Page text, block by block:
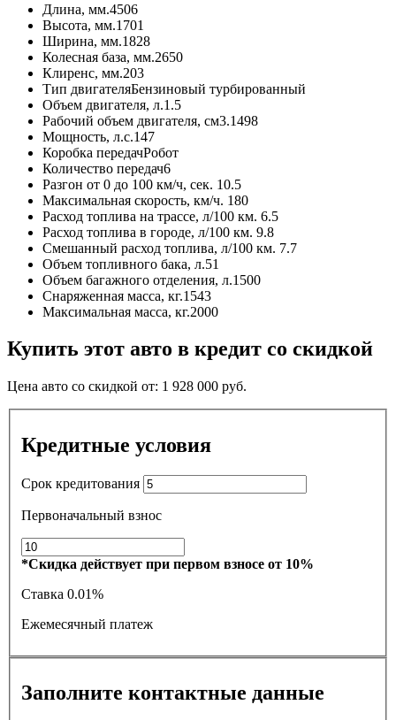
Длина, мм.4506
Высота, мм.1701
Ширина, мм.1828
Колесная база, мм.2650
Клиренс, мм.203
Тип двигателяБензиновый турбированный
Объем двигателя, л.1.5
Рабочий объем двигателя, см3.1498
Мощность, л.с.147
Коробка передачРобот
Количество передач6
Разгон от 0 до 100 км/ч, сек. 10.5
Максимальная скорость, км/ч. 180
Расход топлива на трассе, л/100 км. 6.5
Расход топлива в городе, л/100 км. 9.8
Смешанный расход топлива, л/100 км. 7.7
Объем топливного бака, л.51
Объем багажного отделения, л.1500
Снаряженная масса, кг.1543
Максимальная масса, кг.2000
Купить этот авто в кредит со скидкой
Цена авто со скидкой от: 1 928 000 руб.
Кредитные условия
Срок кредитования
Первоначальный взнос
*Скидка действует при первом взносе от 10%
Ставка 0.01%
Ежемесячный платеж
Заполните контактные данные